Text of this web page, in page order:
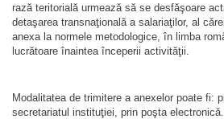
rază teritorială urmează să se desfăşoare
detaşarea transnaţională a salariaţilor, al
anexa la normele metodologice, în limba
lucrătoare înaintea începerii activităţii.
Modalitatea de trimitere a anexelor poate fi:
secretariatul instituţiei, prin poşta electronică.